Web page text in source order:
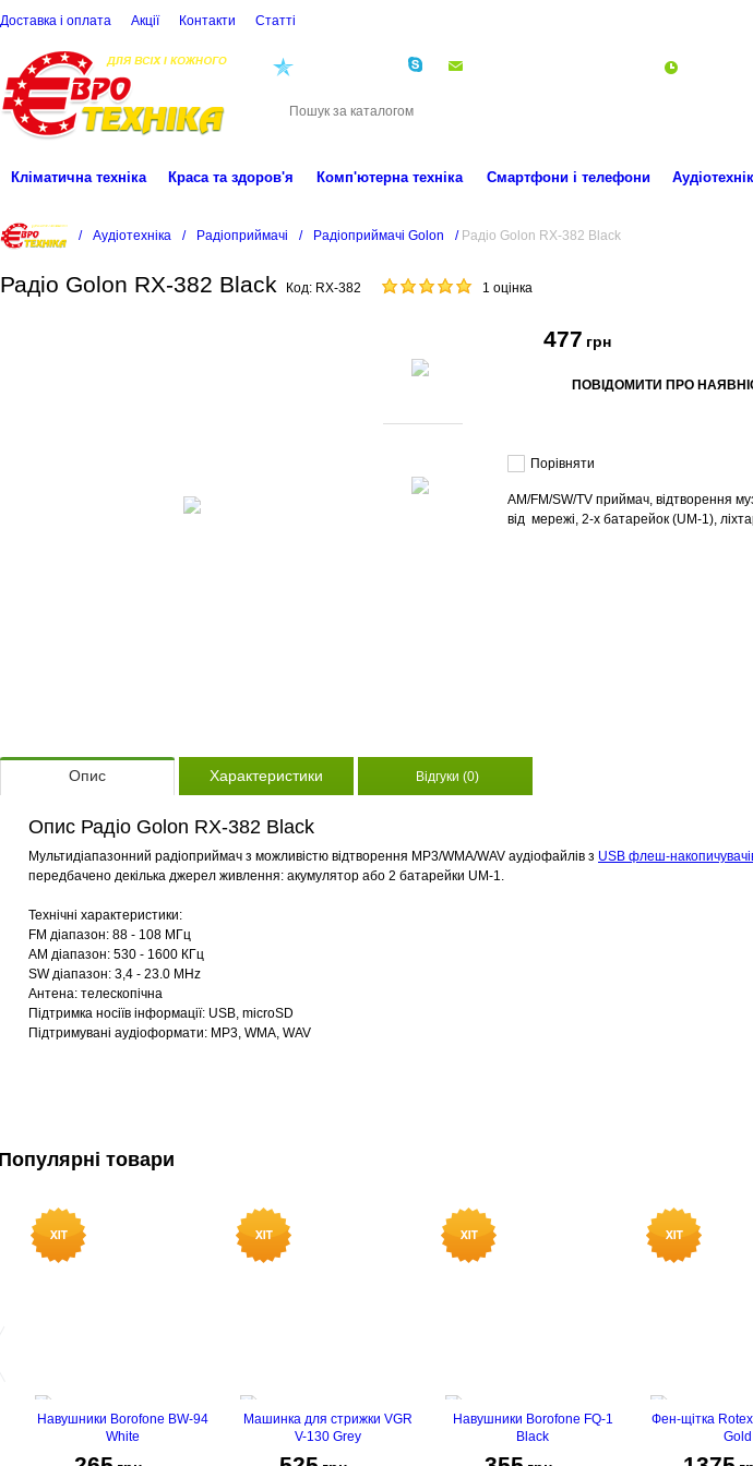
Доставка і оплата Акції Контакти Статті
Кліматична техніка Краса та здоров'я Комп'ютерна техніка Смартфони і телефони
/ Аудіотехніка / Радіоприймачі / Радіоприймачі Golon / Радіо Golon RX-382 Black
Радіо Golon RX-382 Black Код: RX-382 1 оцінка
477 грн
ПОВІДОМИТИ ПРО
Порівняти
AM/FM/SW/TV приймач, відтворення
від мережі, 2-х батарейок (UM-1),
Опис Характеристики Відгуки (0)
Опис Радіо Golon RX-382 Black
Мультидіапазонний радіоприймач з можливістю відтворення MP3/WMA/WAV аудіофайлів з USB флеш-
передбачено декілька джерел живлення: акумулятор або 2 батарейки UM-1.
Технічні характеристики:
FM діапазон: 88 - 108 МГц
AM діапазон: 530 - 1600 КГц
SW діапазон: 3,4 - 23.0 MHz
Антена: телескопічна
Підтримка носіїв інформації: USB, microSD
Підтримувані аудіоформати: MP3, WMA, WAV
товари
Навушники Borofone BW-94
White
Машинка для стрижки VGR
V-130 Grey
Навушники Borofone FQ-1
Black
Фен-щітка
Gold